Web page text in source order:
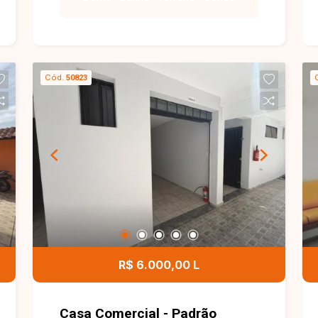
Cód. 50823
R$ 6.000,00 L
Casa Comercial - Padrão